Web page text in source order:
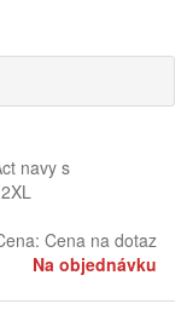
navy s
Cena na dotaz
Na objednávku